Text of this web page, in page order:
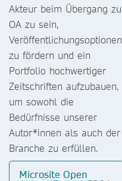
Akteur beim Übergang zu
OA zu sein,
Veröffentlichungsoptionen
zu fördern und ein
Portfolio hochwertiger
Zeitschriften aufzubauen,
um sowohl die
Bedürfnisse unserer
Autor*innen als auch der
Branche zu erfüllen.
Microsite Open